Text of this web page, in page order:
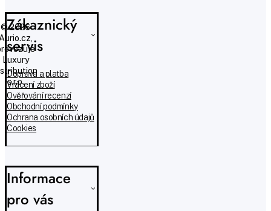
Zákaznický
servis
Doprava a platba
Vrácení zboží
Ověřování recenzí
Obchodní podmínky
Ochrana osobních údajů
Cookies
Informace
pro vás
© 2026
Luxury
s.r.o.